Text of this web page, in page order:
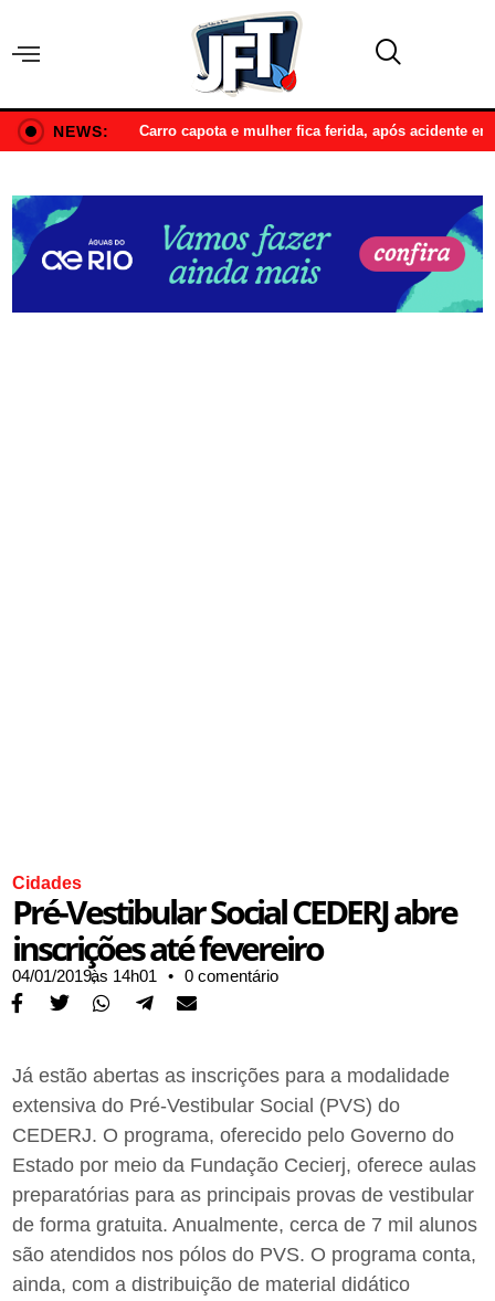
NEWS: Carro capota e mulher fica ferida, após acidente
Cidades
Pré-Vestibular Social CEDERJ abre
inscrições até fevereiro
04/01/2019,às 14h01 • 0 comentário
Já estão abertas as inscrições para a modalidade
extensiva do Pré-Vestibular Social (PVS) do
CEDERJ. O programa, oferecido pelo Governo do
Estado por meio da Fundação Cecierj, oferece aulas
preparatórias para as principais provas de vestibular
de forma gratuita. Anualmente, cerca de 7 mil alunos
são atendidos nos pólos do PVS. O programa conta,
ainda, com a distribuição de material didático